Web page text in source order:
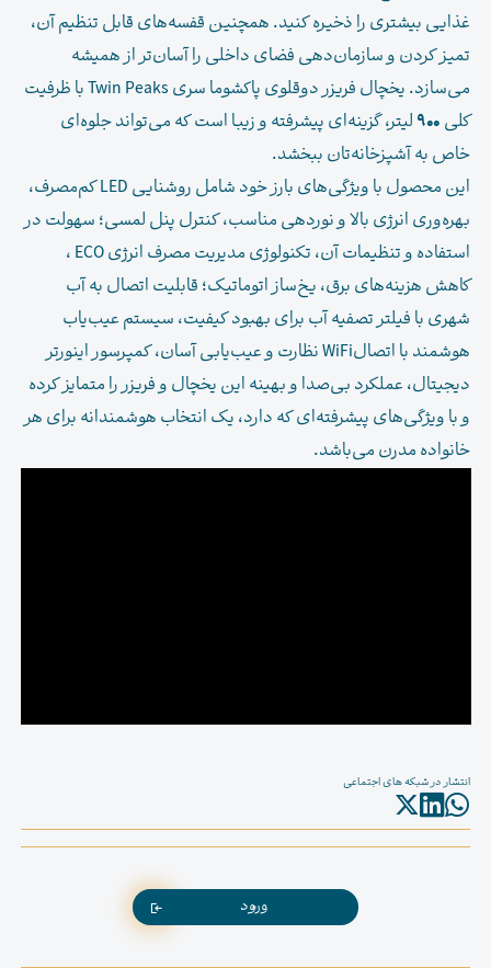
غذایی بیشتری را ذخیره کنید. همچنین قفسه‌های قابل تنظیم آن،
تمیز کردن و سازمان‌دهی فضای داخلی را آسان‌تر از همیشه
می‌سازد. یخچال فریزر دوقلوی پاکشوما سری Twin Peaks با ظرفیت
کلی900لیتر، گزینه‌ای پیشرفته و زیبا است که می‌تواند جلوه‌ای
خاص به آشپزخانه‌تان ببخشد.
این محصول با ویژگی‌های بارز خود شامل روشنایی LED کم‌مصرف،
بهره‌وری انرژی بالا و نوردهی مناسب، کنترل پنل لمسی؛ سهولت در
استفاده و تنظیمات آن، تکنولوژی مدیریت مصرف انرژی ECO ،
کاهش هزینه‌های برق، یخ‌ساز اتوماتیک؛ قابلیت اتصال به آب
شهری با فیلتر تصفیه آب برای بهبود کیفیت، سیستم عیب‌یاب
هوشمند با اتصالWiFi نظارت و عیب‌یابی آسان، کمپرسور اینورتر
دیجیتال، عملکرد بی‌صدا و بهینه این یخچال و فریزر را متمایز کرده
و با ویژگی‌های پیشرفته‌ای که دارد، یک انتخاب هوشمندانه برای هر
خانواده مدرن می‌باشد.
انتشار در شبکه های اجتماعی
ورود